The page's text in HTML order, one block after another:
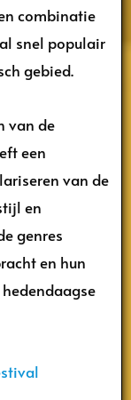
combinatie
snel populair
gebied.
van de
een
van de
en
genres
en hun